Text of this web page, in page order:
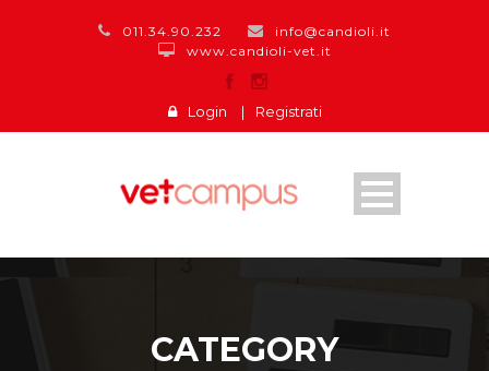
011.34.90.232
info@candioli.it
www.candioli-vet.it
Login | Registrati
CATEGORY